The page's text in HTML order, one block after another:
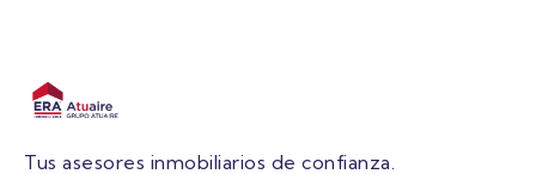
Tus asesores inmobiliarios de confianza.